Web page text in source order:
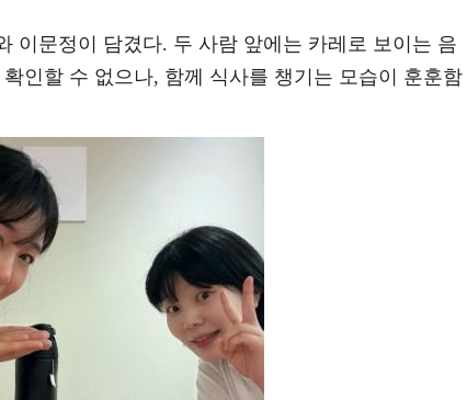
이문정이 담겼다. 두 사람 앞에는 카레로 보이는 음
인할 수 없으나, 함께 식사를 챙기는 모습이 훈훈함